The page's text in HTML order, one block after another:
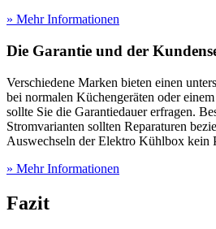
» Mehr Informationen
Die Garantie und der
Verschiedene Marken bieten einen
bei normalen Küchengeräten oder
sollte Sie die Garantiedauer erfragen.
Stromvarianten sollten Reparaturen
Auswechseln der Elektro Kühlbox kein
» Mehr Informationen
Fazit